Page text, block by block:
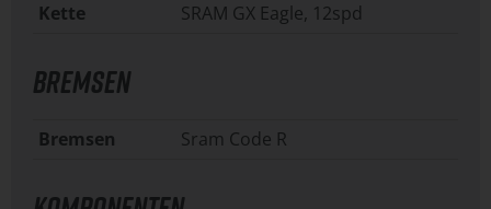
Kette
SRAM GX Eagle, 12spd
BREMSEN
Bremsen Sram Code R